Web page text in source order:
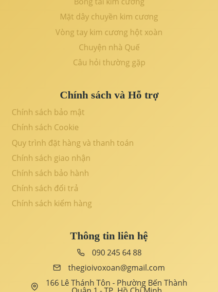
Mặt dây chuyền kim cương
Vòng tay kim cương hột xoàn
Chuyện nhà Quế
Câu hỏi thường gặp
Chính sách và Hỗ trợ
Chính sách bảo mật
Chính sách Cookie
Quy trình đặt hàng và thanh toán
Chính sách giao nhận
Chính sách bảo hành
Chính sách đổi trả
Chính sách kiểm hàng
Thông tin liên hệ
090 245 64 88
thegioivoxoan@gmail.com
166 Lê Thánh Tôn - Phường Bến Thành